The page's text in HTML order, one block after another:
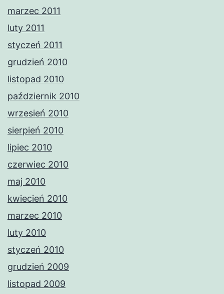
marzec 2011
luty 2011
styczeń 2011
grudzień 2010
listopad 2010
październik 2010
wrzesień 2010
sierpień 2010
lipiec 2010
czerwiec 2010
maj 2010
kwiecień 2010
marzec 2010
luty 2010
styczeń 2010
grudzień 2009
listopad 2009